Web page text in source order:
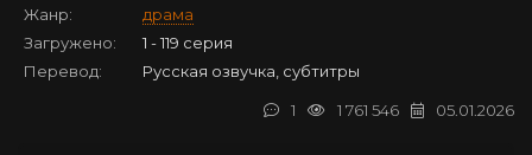
Жанр:
драма
Загружено:
1 - 119 серия
Перевод:
Русская озвучка, субтитры
05.01.2026
1 761 546
1